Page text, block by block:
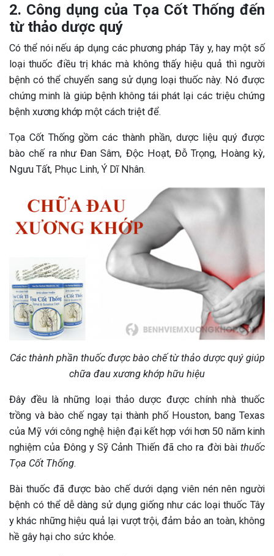
2. Công dụng của Tọa Cốt Thống đến
từ thảo dược quý
Có thể nói nếu áp dụng các phương pháp Tây y, hay một số
loại thuốc điều trị khác mà không thấy hiệu quả thì người
bệnh có thể chuyển sang sử dụng loại thuốc này. Nó được
chứng minh là giúp bệnh không tái phát lại các triệu chứng
bệnh xương khớp một cách triệt để.
Tọa Cốt Thống gồm các thành phần, dược liệu quý được
bào chế ra như Đan Sâm, Độc Hoạt, Đỗ Trọng, Hoàng kỳ,
Ngưu Tất, Phục Linh, Ý Dĩ Nhân.
Các thành phần thuốc được bào chế từ thảo dược quý giúp
chữa đau xương khớp hữu hiệu
Đây đều là những loại thảo dược được chính nhà thuốc
trồng và bào chế ngay tại thành phố Houston, bang Texas
của Mỹ với công nghệ hiện đại kết hợp với hơn 50 năm kinh
nghiệm của Đông y Sỹ Cảnh Thiến đã cho ra đời bài thuốc
Tọa Cốt Thống.
Bài thuốc đã được bào chế dưới dạng viên nén nên người
bệnh có thể dễ dàng sử dụng giống như các loại thuốc Tây
y khác những hiệu quả lại vượt trội, đảm bảo an toàn, không
hề gây hại cho sức khỏe.